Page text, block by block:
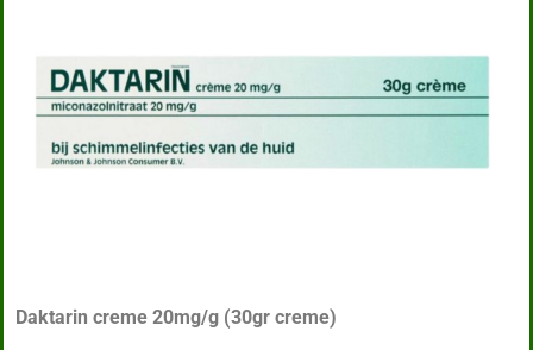
Daktarin creme 20mg/g (30gr creme)